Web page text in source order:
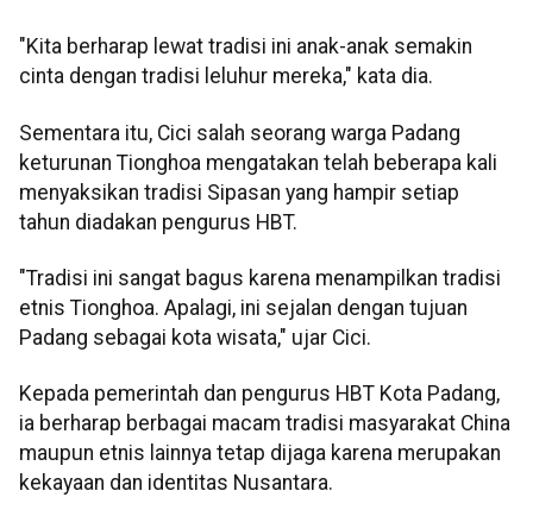
"Kita berharap lewat tradisi ini anak-anak semakin
cinta dengan tradisi leluhur mereka," kata dia.
Sementara itu, Cici salah seorang warga Padang
keturunan Tionghoa mengatakan telah beberapa kali
menyaksikan tradisi Sipasan yang hampir setiap
tahun diadakan pengurus HBT.
"Tradisi ini sangat bagus karena menampilkan tradisi
etnis Tionghoa. Apalagi, ini sejalan dengan tujuan
Padang sebagai kota wisata," ujar Cici.
Kepada pemerintah dan pengurus HBT Kota Padang,
ia berharap berbagai macam tradisi masyarakat China
maupun etnis lainnya tetap dijaga karena merupakan
kekayaan dan identitas Nusantara.